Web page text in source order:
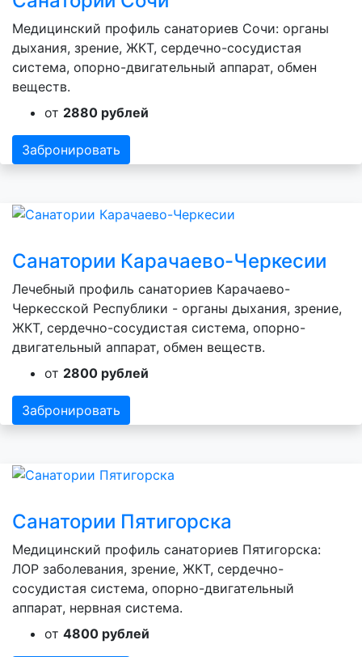
Медицинский профиль санаториев Сочи: органы
дыхания, зрение, ЖКТ, сердечно-сосудистая
система, опорно-двигательный аппарат, обмен
веществ.
от 2880 рублей
Забронировать
Санатории Карачаево-Черкесии
Лечебный профиль санаториев Карачаево-
Черкесской Республики - органы дыхания, зрение,
ЖКТ, сердечно-сосудистая система, опорно-
двигательный аппарат, обмен веществ.
от 2800 рублей
Забронировать
Санатории Пятигорска
Медицинский профиль санаториев Пятигорска:
ЛОР заболевания, зрение, ЖКТ, сердечно-
сосудистая система, опорно-двигательный
аппарат, нервная система.
от 4800 рублей